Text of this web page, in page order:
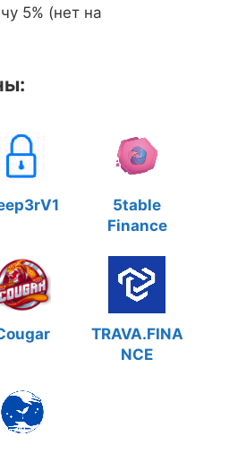
5% (нет на
5table
Finance
TRAVA.FINA
NCE